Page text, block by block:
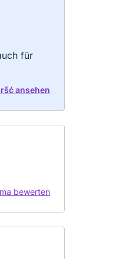
für
ansehen
bewerten